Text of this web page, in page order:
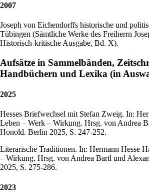
2007
Joseph von Eichendorffs historische und
Tübingen (Sämtliche Werke des Freiherrn
Historisch-kritische Ausgabe, Bd. X).
Aufsätze in Sammelbänden,
Handbüchern und Lexika (in
2025
Hesses Briefwechsel mit Stefan Zweig. In:
Leben – Werk – Wirkung. Hrsg. von Andrea
Honold. Berlin 2025, S. 247-252.
Literarische Traditionen. In: Hermann Hesse
– Wirkung. Hrsg. von Andrea Bartl und
2025, S. 275-286.
2023